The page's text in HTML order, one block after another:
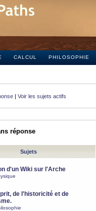
CALCUL PHILOSOPHIE
| Voir les sujets actifs
réponse
Sujets
d'un Wiki sur l'Arche
de l'historicité et de